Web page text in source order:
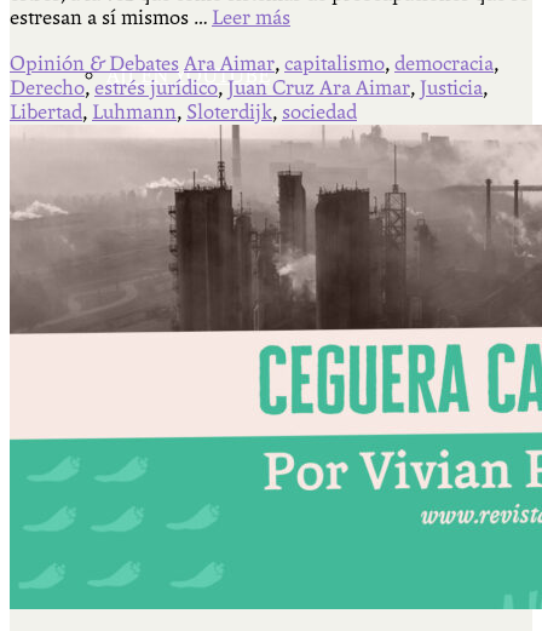
AJÍ EN YOUTUBE
Universidad Experimental 2022-2025
Feria del Libro Venado Tuerto 2022-2025
Facultad Libre Venado Tuerto 1990-1994
Cátedra Bailable 2018
Más
estresan a sí mismos … Leer más
Opinión & Debates Ara Aimar, capitalismo, democracia,
Derecho,estrés jurídico, Juan Cruz Ara Aimar, Justicia,
Libertad, Luhmann, Sloterdijk, sociedad